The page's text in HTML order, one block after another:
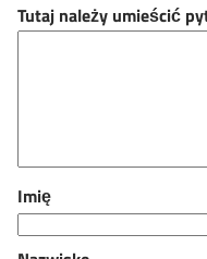
Tutaj należy umieścić
Imię